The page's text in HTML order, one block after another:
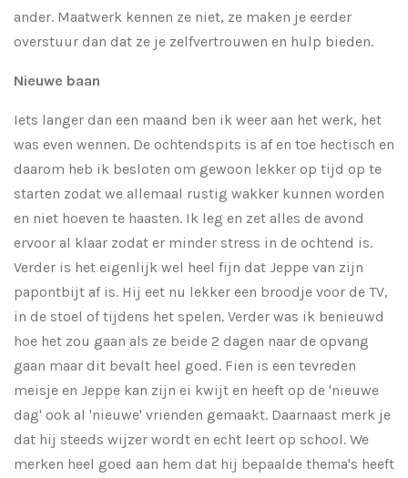
ander. Maatwerk kennen ze niet, ze maken je eerder
overstuur dan dat ze je zelfvertrouwen en hulp bieden.
Nieuwe baan
Iets langer dan een maand ben ik weer aan het werk, het
was even wennen. De ochtendspits is af en toe hectisch en
daarom heb ik besloten om gewoon lekker op tijd op te
starten zodat we allemaal rustig wakker kunnen worden
en niet hoeven te haasten. Ik leg en zet alles de avond
ervoor al klaar zodat er minder stress in de ochtend is.
Verder is het eigenlijk wel heel fijn dat Jeppe van zijn
papontbijt af is. Hij eet nu lekker een broodje voor de TV,
in de stoel of tijdens het spelen. Verder was ik benieuwd
hoe het zou gaan als ze beide 2 dagen naar de opvang
gaan maar dit bevalt heel goed. Fien is een tevreden
meisje en Jeppe kan zijn ei kwijt en heeft op de 'nieuwe
dag' ook al 'nieuwe' vrienden gemaakt. Daarnaast merk je
dat hij steeds wijzer wordt en echt leert op school. We
merken heel goed aan hem dat hij bepaalde thema's heeft